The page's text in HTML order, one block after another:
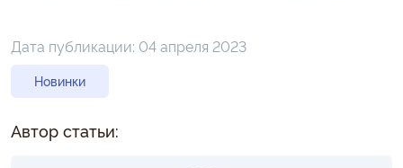
Дата публикации: 04 апреля 2023
Новинки
Автор статьи: